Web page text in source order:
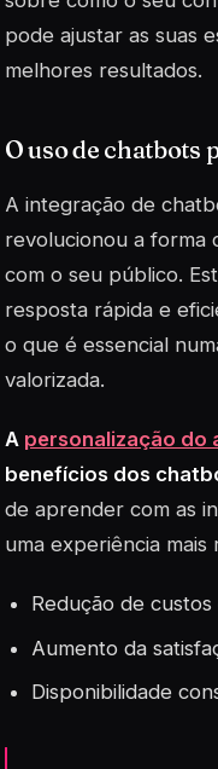
pode ajustar as suas
melhores resultados.
O uso de chatbots
A integração de
revolucionou a forma
com o seu público.
resposta rápida e
o que é essencial
valorizada.
A personalização do
benefícios dos
de aprender com as
uma experiência mais
Redução de
Aumento da
Disponibilidade